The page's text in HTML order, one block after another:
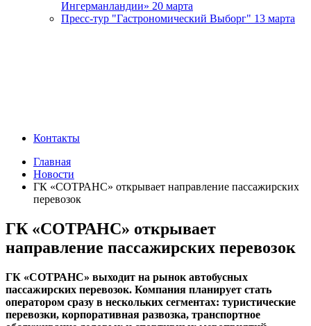
Ингерманландии» 20 марта
Пресс-тур "Гастрономический Выборг" 13 марта
Контакты
Главная
Новости
ГК «СОТРАНС» открывает направление пассажирских
перевозок
ГК «СОТРАНС» открывает
направление пассажирских перевозок
ГК «СОТРАНС» выходит на рынок автобусных
пассажирских перевозок. Компания планирует стать
оператором сразу в нескольких сегментах: туристические
перевозки, корпоративная развозка, транспортное